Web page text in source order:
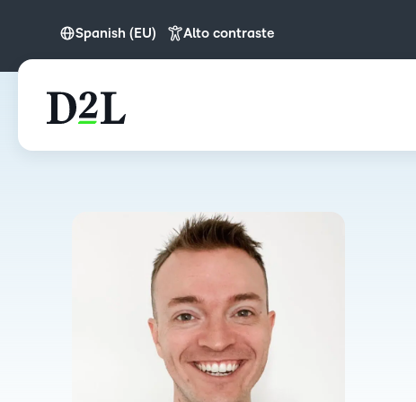
Spanish (EU)
English
Spanish (EU)
Alto contraste